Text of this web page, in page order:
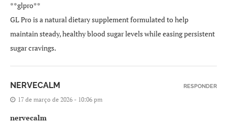
**glpro**
GL Pro is a natural dietary supplement formulated to help
maintain steady, healthy blood sugar levels while easing persistent
sugar cravings.
NERVECALM
17 de março de 2026 - 10:06 pm
nervecalm
RESPONDER